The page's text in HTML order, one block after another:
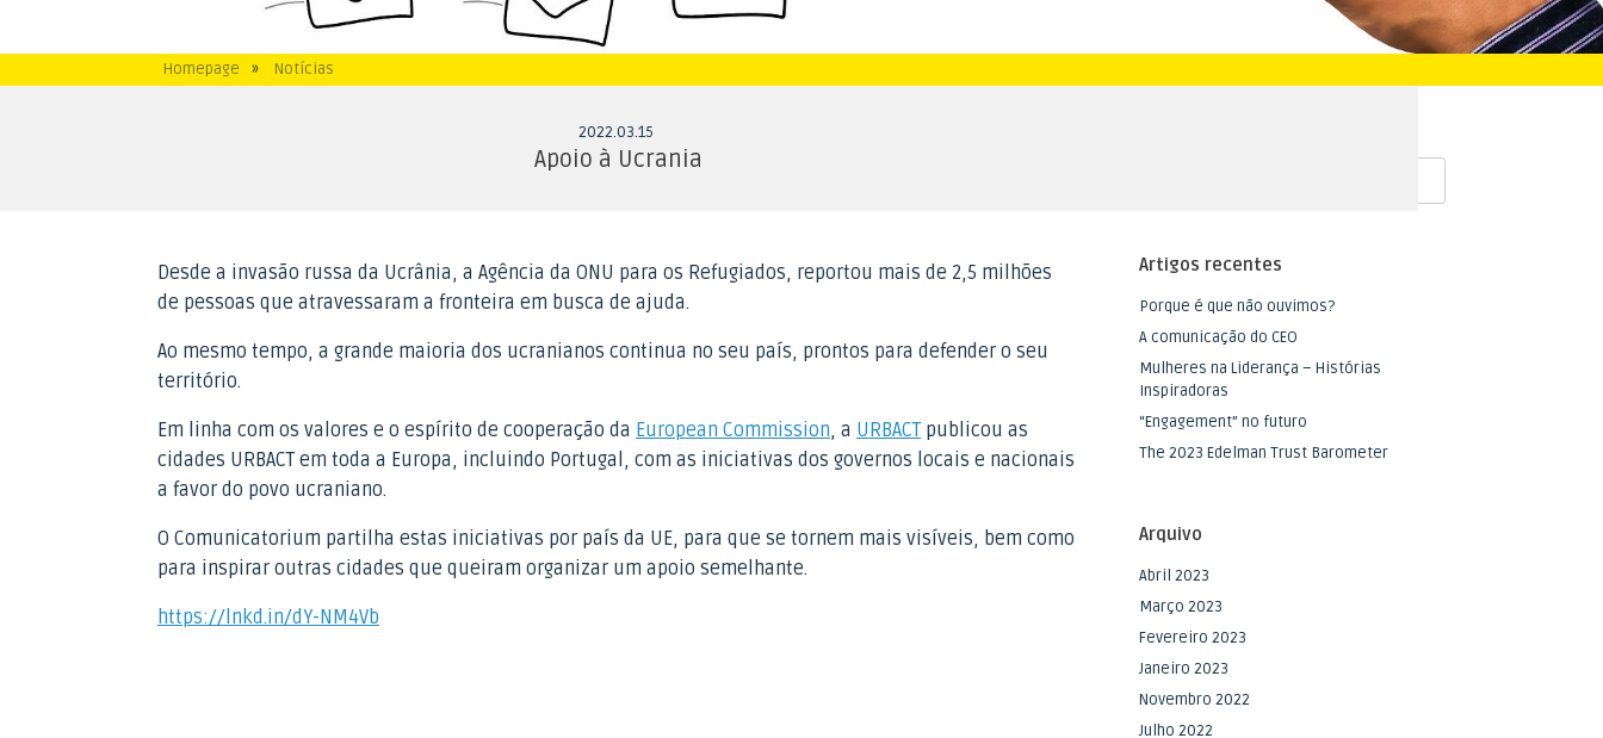
Homepage » Notícias
2022.03.15
Apoio à Ucrania
Desde a invasão russa da Ucrânia, a Agência da ONU para os Refugiados, reportou mais de 2,5 milhões
de pessoas que atravessaram a fronteira em busca de ajuda.
Ao mesmo tempo, a grande maioria dos ucranianos continua no seu país, prontos para defender o seu
território.
Em linha com os valores e o espírito de cooperação da European Commission, a URBACTpublicou as
cidades URBACT em toda a Europa, incluindo Portugal, com as iniciativas dos governos locais e nacionais
a favor do povo ucraniano.
O Comunicatorium partilha estas iniciativas por país da UE, para que se tornem mais visíveis, bem como
para inspirar outras cidades que queiram organizar um apoio semelhante.
https://lnkd.in/dY-NM4Vb
Artigos recentes
Porque é que não ouvimos?
A comunicação do CEO
Mulheres na Liderança – Histórias
Inspiradoras
“Engagement” no futuro
The 2023 Edelman Trust Barometer
Arquivo
Abril 2023
Março 2023
Fevereiro 2023
Janeiro 2023
Novembro 2022
Julho 2022